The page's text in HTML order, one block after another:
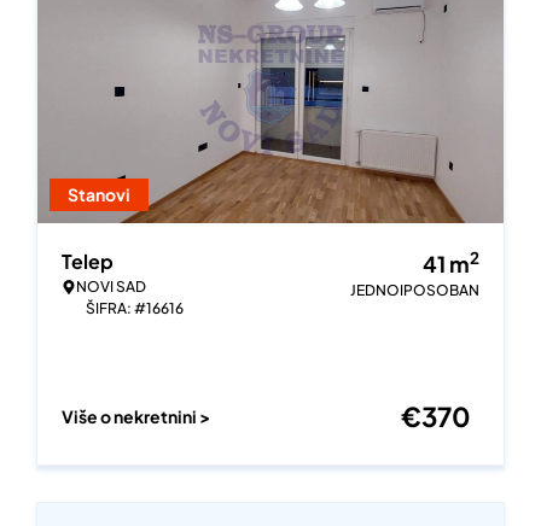
Stanovi
Telep
NOVI SAD
ŠIFRA: #16616
41 m2
JEDNOIPOSOBAN
Više o nekretnini > €370